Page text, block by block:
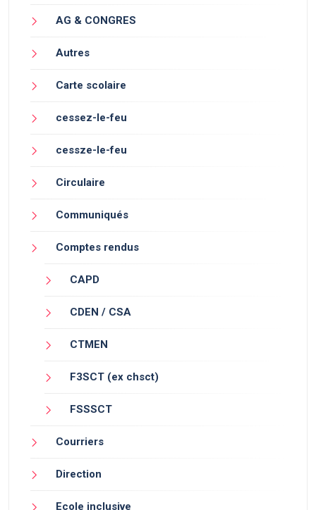
AG & CONGRES
Autres
Carte scolaire
cessez-le-feu
cessze-le-feu
Circulaire
Communiqués
Comptes rendus
CAPD
CDEN / CSA
CTMEN
F3SCT (ex chsct)
FSSSCT
Courriers
Direction
Ecole inclusive